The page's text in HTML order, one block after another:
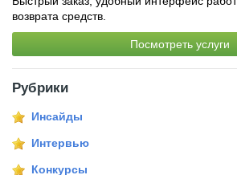
возврата средств.
Посмотреть услуги
Рубрики
Инсайды
Интервью
Конкурсы